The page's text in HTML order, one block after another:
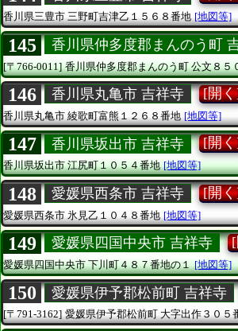
香川県三豊市三野町吉津乙１５６８番地 [地図等]
145 香川県仲多度郡まんのう町
[〒766-0011] 香川県仲多度郡まんのう町公文８５
146 香川県丸亀市 吉祥寺 [開
香川県丸亀市 綾歌町富熊１２６８番地 [地図等]
147 香川県坂出市 吉祥寺 [開
香川県坂出市江尻町１０５４番地 [地図等]
148 愛媛県西条市 吉祥寺 [開
愛媛県西条市 氷見乙１０４８番地 [地図等]
149 愛媛県四国中央市 吉祥寺
愛媛県四国中央市下川町４８７番地の１ [地図等]
150 愛媛県伊予郡松前町 吉祥寺
[〒791-3162] 愛媛県伊予郡松前町大字出作３０５